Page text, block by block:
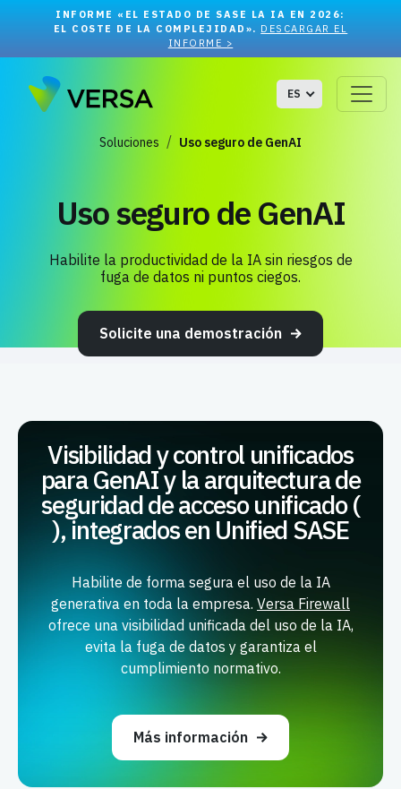
INFORME «EL ESTADO DE SASE LA IA EN 2026:
EL COSTE DE LA COMPLEJIDAD». DESCARGAR EL
INFORME >
ES
Soluciones Uso seguro de GenAI
Uso seguro de GenAI
Habilite la productividad de la IA sin riesgos de
fuga de datos ni puntos ciegos.
Solicite una demostración
Visibilidad y control unificados
para GenAI y la arquitectura de
seguridad de acceso unificado (
), integrados en Unified SASE
Habilite de forma segura el uso de la IA
generativa en toda la empresa. Versa Firewall
ofrece una visibilidad unificada del uso de la IA,
evita la fuga de datos y garantiza el
cumplimiento normativo.
Más información